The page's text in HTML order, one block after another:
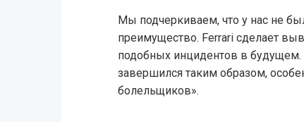
Мы подчеркиваем, что у нас не
преимущество. Ferrari сделает
подобных инцидентов в
завершился таким образом,
болельщиков».